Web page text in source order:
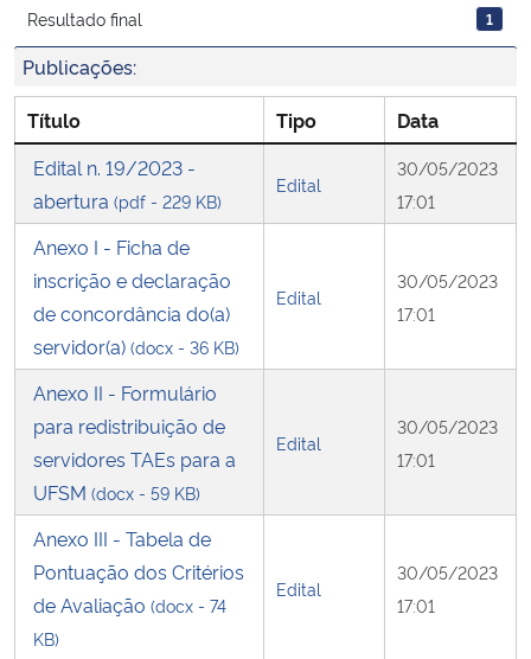
Secretaria-Geral
Secretaria de Governo
Gabinete de Segurança Institucional
Advocacia-Geral da União
Banco Central do Brasil
Planalto
Resultado final 1
Publicações:
Título Tipo
Data
Edital n. 19/2023 -
abertura (pdf - 229 KB)
Edital
30/05/2023
17:01
Anexo I - Ficha de
inscrição e declaração
de concordância do(a)
servidor(a) (docx - 36 KB)
Edital
30/05/2023
17:01
Anexo II - Formulário
para redistribuição de
servidores TAEs para a
UFSM (docx - 59 KB)
Edital
30/05/2023
17:01
Anexo III - Tabela de
Pontuação dos Critérios
de Avaliação (docx - 74
KB)
Edital
30/05/2023
17:01